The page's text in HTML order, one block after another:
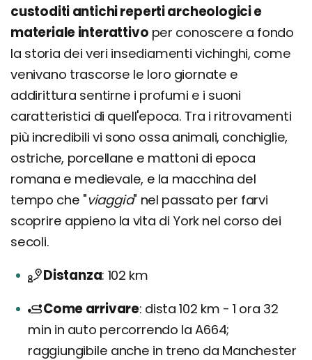
custoditi antichi reperti archeologici e
materiale interattivo per conoscere a fondo
la storia dei veri insediamenti vichinghi, come
venivano trascorse le loro giornate e
addirittura sentirne i profumi e i suoni
caratteristici di quell'epoca. Tra i ritrovamenti
più incredibili vi sono ossa animali, conchiglie,
ostriche, porcellane e mattoni di epoca
romana e medievale, e la macchina del
tempo che "viaggia" nel passato per farvi
scoprire appieno la vita di York nel corso dei
secoli.
Distanza 102 km
Come arrivare dista 102 km - 1 ora 32
min in auto percorrendo la A664;
raggiungibile anche in treno da Manchester